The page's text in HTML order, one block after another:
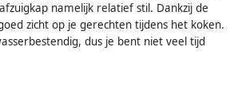
namelijk relatief stil. Dankzij de
zicht op je gerechten tijdens het koken.
dus je bent niet veel tijd